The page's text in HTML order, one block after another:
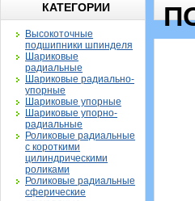
КАТЕГОРИИ
Высокоточные
подшипники шпинделя
Шариковые
радиальные
Шариковые радиально-
упорные
Шариковые упорные
Шариковые упорно-
радиальные
Роликовые радиальные
с короткими
цилиндрическими
роликами
Роликовые радиальные
сферические